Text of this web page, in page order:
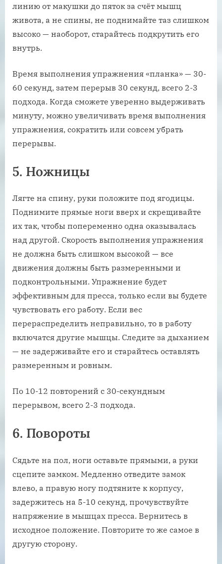
линию от макушки до пяток за счёт мышц
живота, а не спины, не поднимайте таз слишком
высоко — наоборот, старайтесь подкрутить его
внутрь.
Время выполнения упражнения «планка» — 30-
60 секунд, затем перерыв 30 секунд, всего 2-3
подхода. Когда сможете уверенно выдерживать
минуту, можно увеличивать время выполнения
упражнения, сократить или совсем убрать
перерывы.
5. Ножницы
Лягте на спину, руки положите под ягодицы.
Поднимите прямые ноги вверх и скрещивайте
их так, чтобы попеременно одна оказывалась
над другой. Скорость выполнения упражнения
не должна быть слишком высокой — все
движения должны быть размеренными и
подконтрольными. Упражнение будет
эффективным для пресса, только если вы будете
чувствовать его работу. Если вес
перераспределить неправильно, то в работу
включатся другие мышцы. Следите за дыханием
— не задерживайте его и старайтесь оставлять
размеренным и ровным.
По 10-12 повторений с 30-секундным
перерывом, всего 2-3 подхода.
6. Повороты
Сядьте на пол, ноги оставьте прямыми, а руки
сцепите замком. Медленно отведите замок
влево, а правую ногу подтяните к корпусу,
задержитесь на 5-10 секунд, прочувствуйте
напряжение в мышцах пресса. Вернитесь в
исходное положение. Повторите то же самое в
другую сторону.